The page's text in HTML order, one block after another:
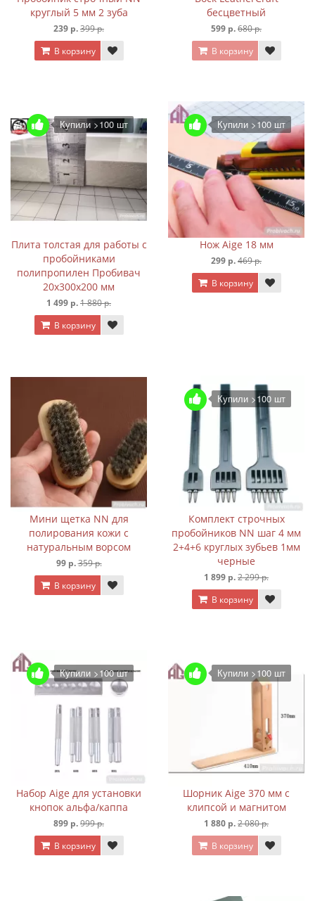
круглый 5 мм 2 зуба
239 р.399 р.
В корзину
бесцветный
599 р.680 р.
В корзину
Купили >100 шт
Плита толстая для работы с
пробойниками
полипропилен Пробивач
20х300х200 мм
1 499 р.1 880 р.
В корзину
Купили >100 шт
Нож Aige 18 мм
299 р.469 р.
В корзину
Мини щетка NN для
полирования кожи с
натуральным ворсом
99 р.359 р.
В корзину
Купили >100 шт
Комплект строчных
пробойников NN шаг 4 мм
2+4+6 круглых зубьев 1мм
черные
1 899 р.2 299 р.
В корзину
Купили >100 шт
Набор Aige для установки
кнопок альфа/каппа
899 р.999 р.
В корзину
Купили >100 шт
Шорник Aige 370 мм с
клипсой и магнитом
1 880 р.2 080 р.
В корзину